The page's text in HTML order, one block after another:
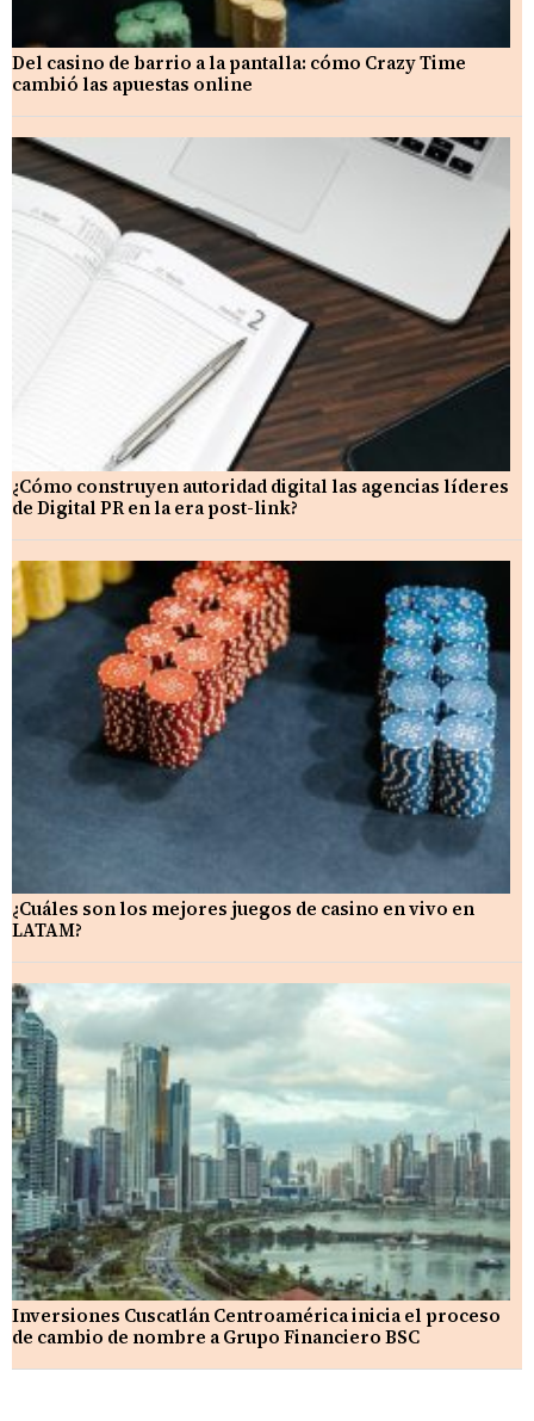
Del casino de barrio a la pantalla: cómo Crazy Time
cambió las apuestas online
¿Cómo construyen autoridad digital las agencias líderes
de Digital PR en la era post-link?
¿Cuáles son los mejores juegos de casino en vivo en
LATAM?
Inversiones Cuscatlán Centroamérica inicia el proceso
de cambio de nombre a Grupo Financiero BSC